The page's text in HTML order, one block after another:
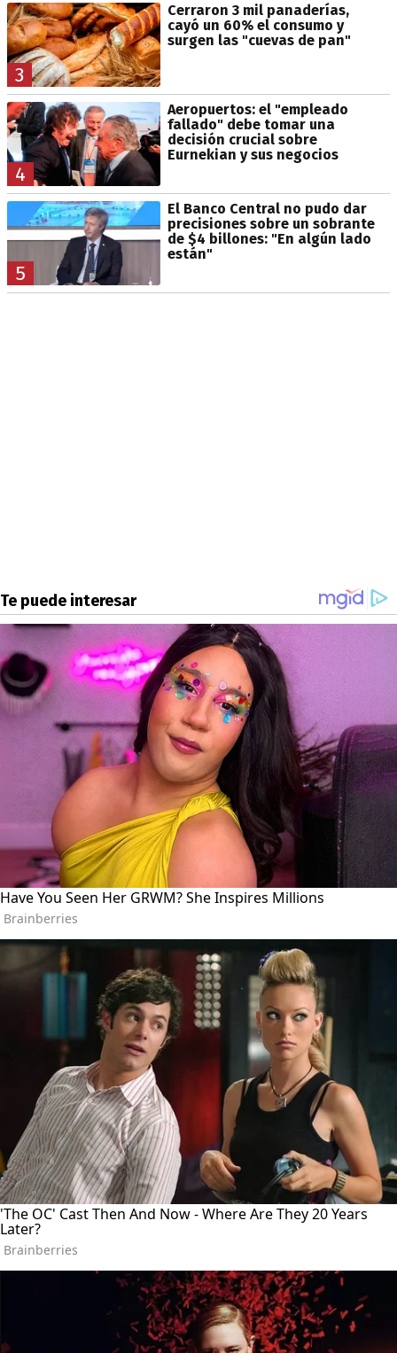
3
Cerraron 3 mil panaderías,
cayó un 60% el consumo y
surgen las "cuevas de pan"
4
Aeropuertos: el "empleado
fallado" debe tomar una
decisión crucial sobre
Eurnekian y sus negocios
5
El Banco Central no pudo dar
precisiones sobre un sobrante
de $4 billones: "En algún lado
están"